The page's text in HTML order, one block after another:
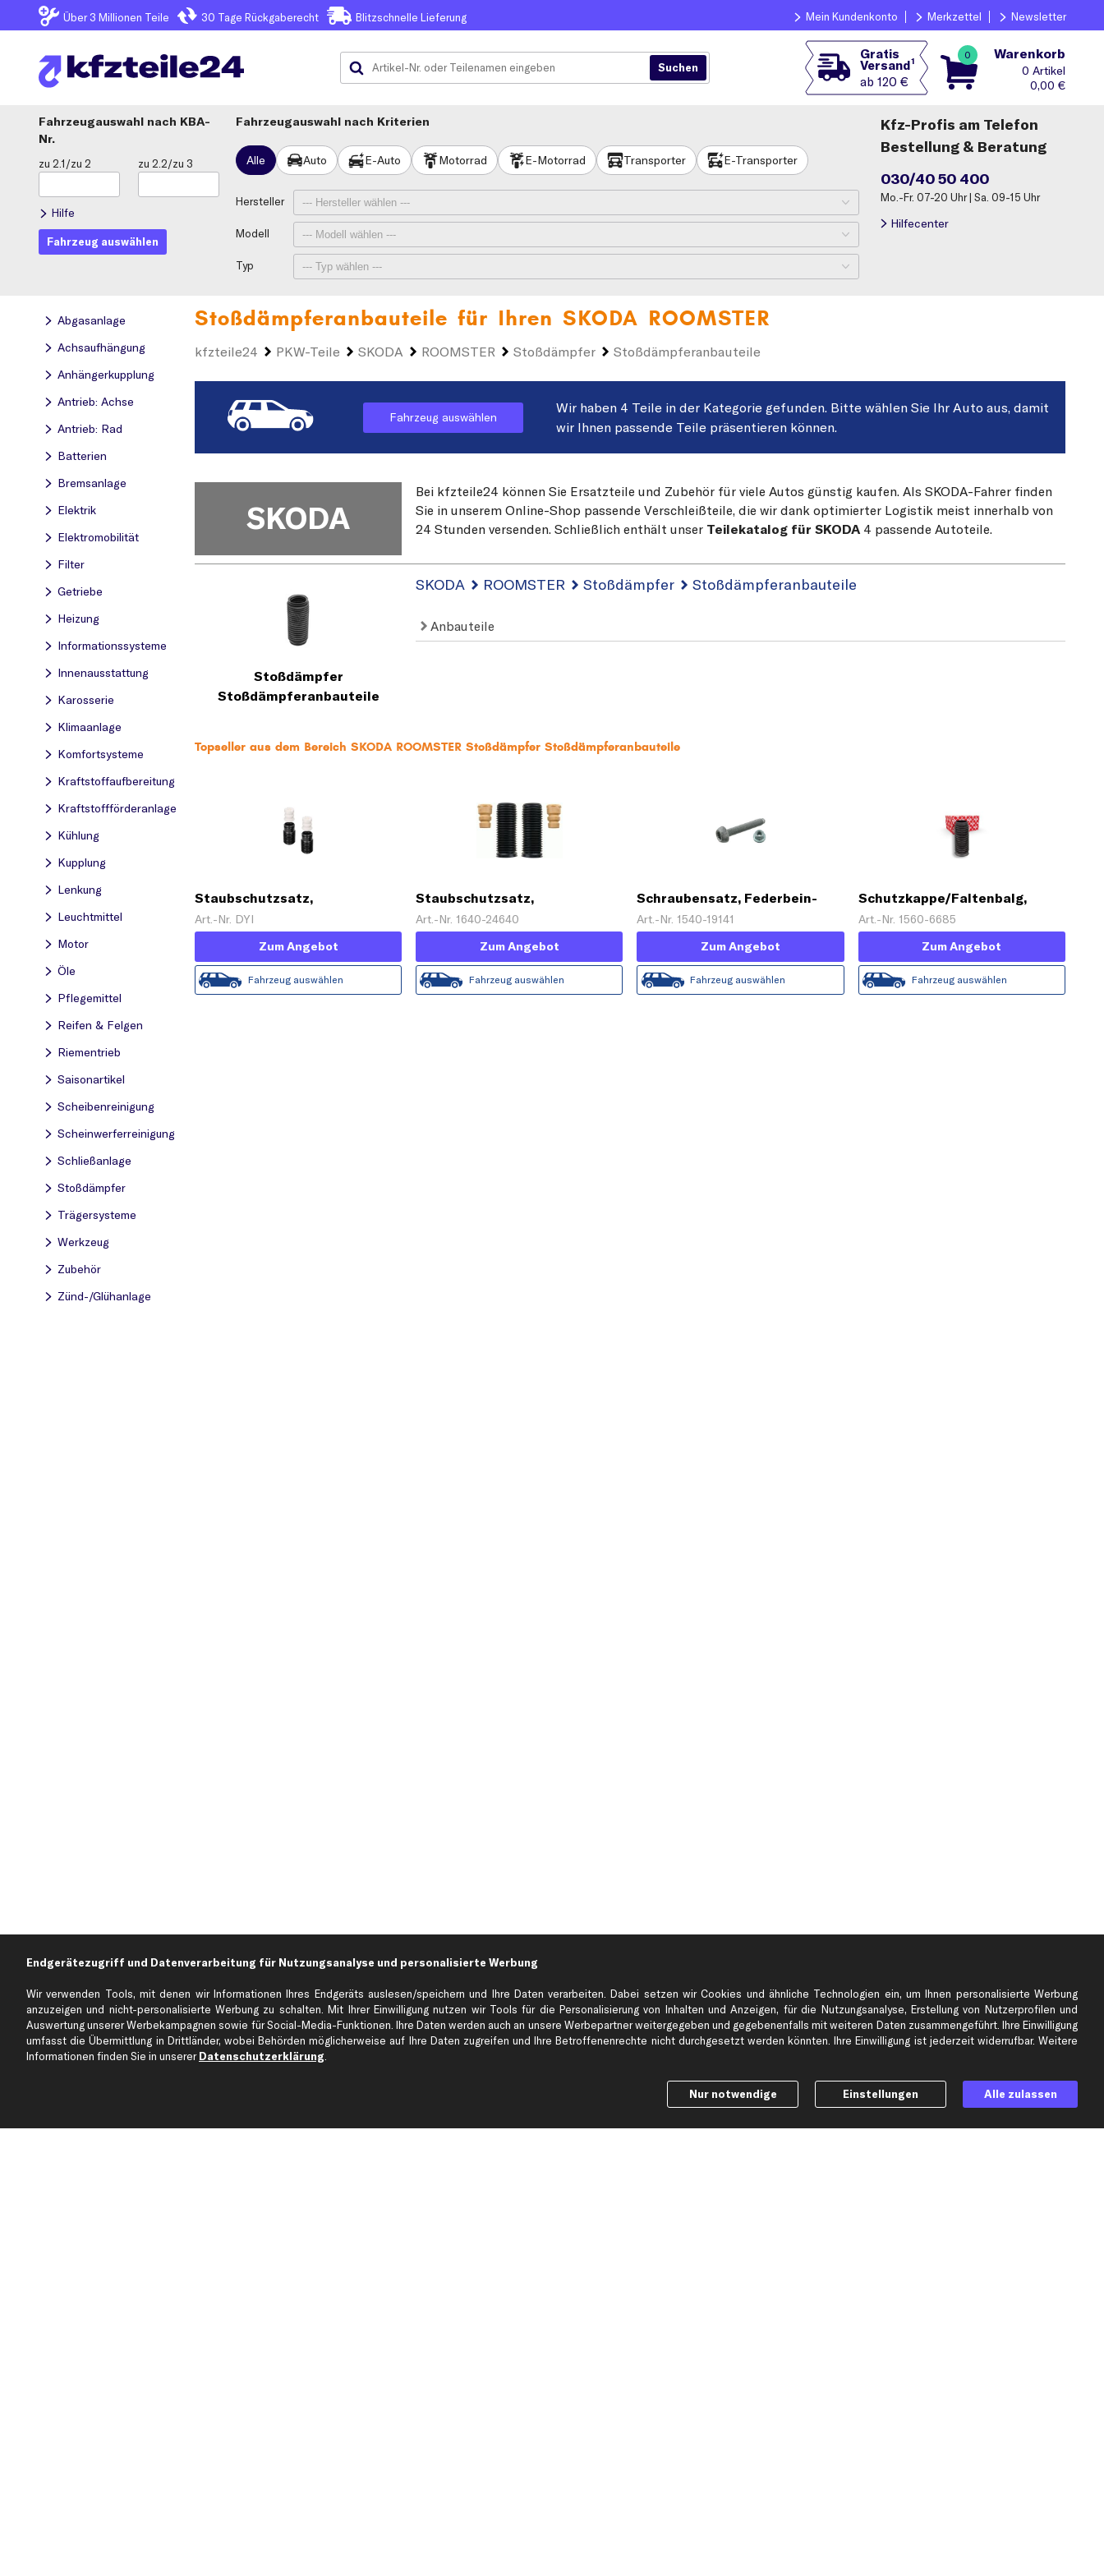
Über 3 Millionen Teile 30 Tage Rückgaberecht Blitzschnelle Lieferung Mein Kundenkonto Merkzettel Newsletter
Gratis
Versand1
ab 120 €
0 Warenkorb
0
0,00 €
Fahrzeugauswahl
KBA-
Nr.
zu 2.1/zu 2 zu 2.2/zu 3
Hilfe
Fahrzeug auswählen
Fahrzeugauswahl nach Kriterien
Alle Auto E-Auto Motorrad E-Motorrad Transporter E-Transporter
Hersteller
Modell
Typ
Kfz-Profis am Telefon
Bestellung & Beratung
030/40 50 400
Mo.-Fr. 07-20 Uhr | Sa. 09-15 Uhr
Hilfecenter
Abgasanlage
Achsaufhängung
Anhängerkupplung
Antrieb: Achse
Antrieb: Rad
Batterien
Bremsanlage
Elektrik
Elektromobilität
Filter
Getriebe
Heizung
Informationssysteme
Innenausstattung
Karosserie
Klimaanlage
Komfortsysteme
Kraftstoff­aufbereitung
Kraftstoff­förderanlage
Kühlung
Kupplung
Lenkung
Leuchtmittel
Motor
Öle
Pflegemittel
Reifen & Felgen
Riementrieb
Saisonartikel
Scheibenreinigung
Scheinwerferreinigung
Schließanlage
Stoßdämpfer
Trägersysteme
Werkzeug
Zubehör
Zünd-/Glühanlage
Stoßdämpferanbauteile für Ihren SKODA ROOMSTER
kfzteile24 PKW-Teile SKODA ROOMSTER Stoßdämpfer Stoßdämpferanbauteile
Fahrzeug auswählen
Wir haben 4 Teile in der Kategorie gefunden. Bitte wählen Sie Ihr Auto aus, damit
wir Ihnen passende Teile präsentieren können.
SKODA
Bei kfzteile24 können Sie Ersatzteile und Zubehör für viele Autos günstig kaufen. Als SKODA-Fahrer finden
Sie in unserem Online-Shop passende Verschleißteile, die wir dank optimierter Logistik meist innerhalb von
24 Stunden versenden. Schließlich enthält unser Teilekatalog für SKODA 4 passende Autoteile.
Stoßdämpfer
Stoßdämpferanbauteile
SKODA ROOMSTER Stoßdämpfer Stoßdämpferanbauteile
Anbauteile
Topseller aus dem Bereich SKODA ROOMSTER Stoßdämpfer Stoßdämpferanbauteile
Staubschutzsatz,
Stoßdämpfer 'PROTECTION
KIT'
Art.-Nr. DYI
Zum Angebot
Fahrzeug auswählen
Staubschutzsatz,
Stoßdämpfer 'Service Kit'
Art.-Nr. 1640-24640
Zum Angebot
Fahrzeug auswählen
Schraubensatz, Federbein-
Radlagergehäuse
Art.-Nr. 1540-19141
Zum Angebot
Fahrzeug auswählen
Schutzkappe/Faltenbalg,
Stoßdämpfer
Art.-Nr. 1560-6685
Zum Angebot
Fahrzeug auswählen
Über kfzteile24
Über uns
Kundenservice
Zahlung
Hilfe & Support Top Produkte
Bremssattel
Top Automarken
Ford Ersatzteile
Endgerätezugriff und Datenverarbeitung für Nutzungsanalyse und personalisierte Werbung
Wir verwenden Tools, mit denen wir Informationen Ihres Endgeräts auslesen/speichern und Ihre Daten verarbeiten. Dabei setzen wir Cookies und ähnliche Technologien ein, um Ihnen personalisierte Werbung
anzuzeigen und nicht-personalisierte Werbung zu schalten. Mit Ihrer Einwilligung nutzen wir Tools für die Personalisierung von Inhalten und Anzeigen, für die Nutzungsanalyse, Erstellung von Nutzerprofilen und
Auswertung unserer Werbekampagnen sowie für Social-Media-Funktionen. Ihre Daten werden auch an unsere Werbepartner weitergegeben und gegebenenfalls mit weiteren Daten zusammengeführt. Ihre Einwilligung
umfasst die Übermittlung in Drittländer, wobei Behörden möglicherweise auf Ihre Daten zugreifen und Ihre Betroffenenrechte nicht durchgesetzt werden könnten. Ihre Einwilligung ist jederzeit widerrufbar. Weitere
Informationen finden Sie in unsererDatenschutzerklärung
Nur notwendige Einstellungen Alle zulassen